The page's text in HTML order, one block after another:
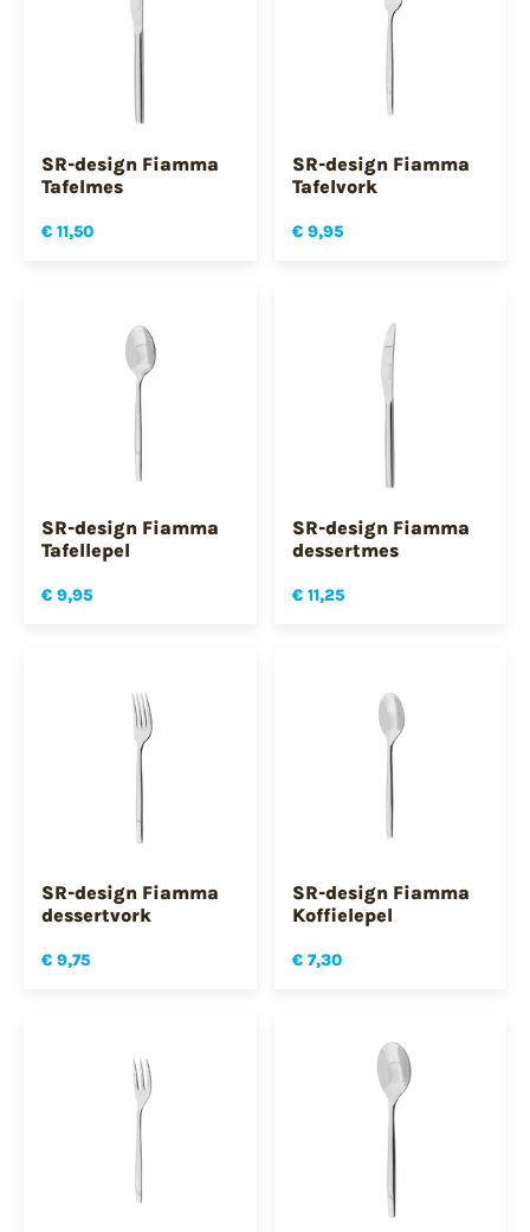
SR-design Fiamma
Tafelmes
€ 11,50
SR-design Fiamma
Tafelvork
€ 9,95
SR-design Fiamma
Tafellepel
€ 9,95
SR-design Fiamma
dessertmes
€ 11,25
SR-design Fiamma
dessertvork
€ 9,75
SR-design Fiamma
Koffielepel
€ 7,30